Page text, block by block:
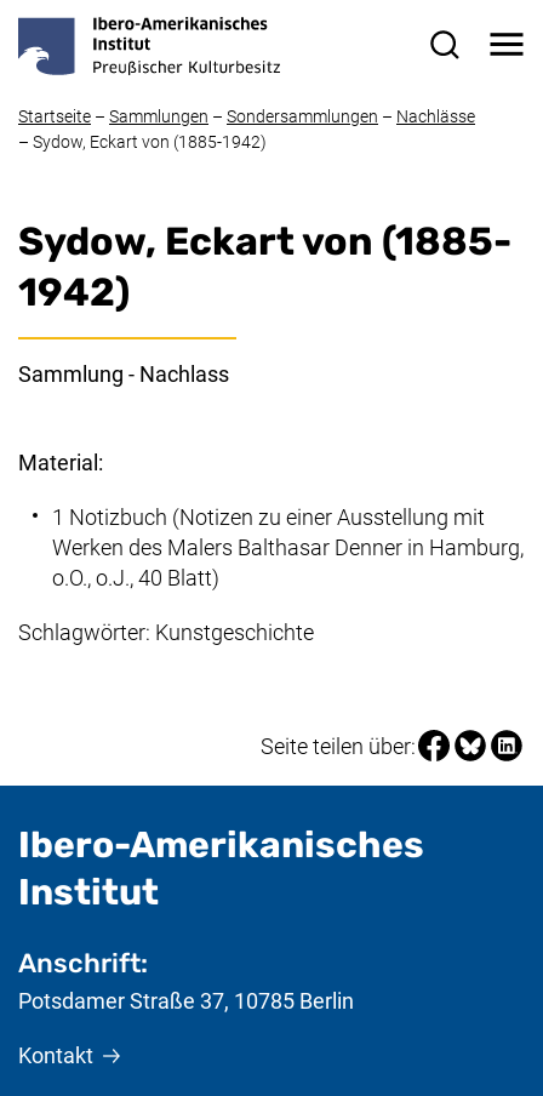
Startseite – Sammlungen – Sondersammlungen – Nachlässe
– Sydow, Eckart von (1885-1942)
Sydow, Eckart von (1885-
1942)
Sammlung - Nachlass
Material:
1 Notizbuch (Notizen zu einer Ausstellung mit
Werken des Malers Balthasar Denner in Hamburg,
o.O., o.J., 40 Blatt)
Schlagwörter: Kunstgeschichte
Seite teilen über:Seite über
Seite
Ibero-Amerikanisches
Institut- nützliche
Anschrift:
Potsdamer Straße 37, 10785 Berlin
Kontakt